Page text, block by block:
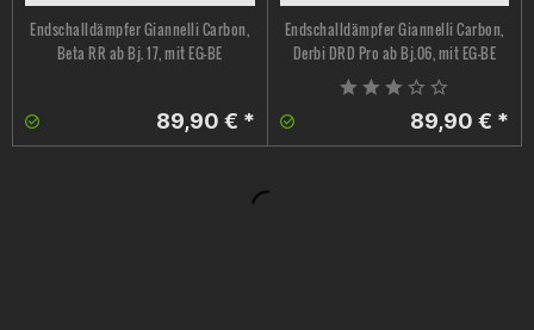
Endschalldämpfer Giannelli Carbon,
Beta RR ab Bj. 17, mit EG-BE
89,90 € *
Endschalldämpfer Giannelli Carbon,
Derbi DRD Pro ab Bj.06, mit EG-BE
89,90 € *